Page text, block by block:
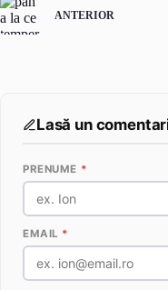
ANTERIOR
Lasă un
PRENUME *
EMAIL *